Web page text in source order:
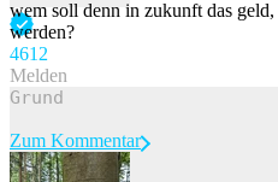
wem soll denn in zukunft das
werden?
4612
Melden
Zum Kommentar